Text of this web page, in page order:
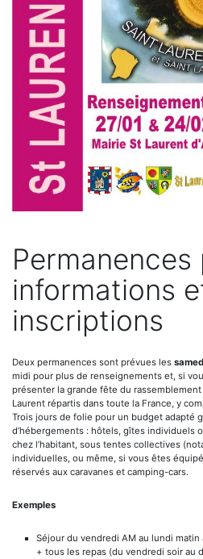
Permanences
informations
inscriptions
Deux permanences sont prévues les
midi pour plus de renseignements et, si
présenter la grande fête du rassemblement
Laurent répartis dans toute la France, y
Trois jours de folie pour un budget adapté
d’hébergements : hôtels, gîtes individuels
chez l’habitant, sous tentes collectives
individuelles, ou même, si vous êtes
réservés aux caravanes et camping-cars.
Exemples
Séjour du vendredi AM au lundi matin
+ tous les repas (du vendredi soir au